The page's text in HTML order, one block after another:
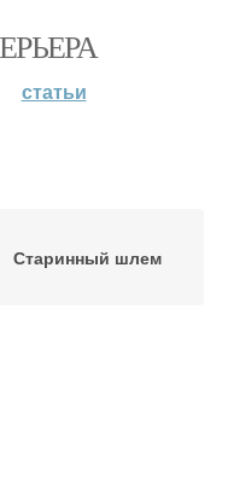
статьи
Старинный шлем